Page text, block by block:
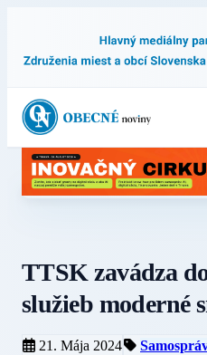
TTSK zavádza
služieb moderné
21. Mája 2024